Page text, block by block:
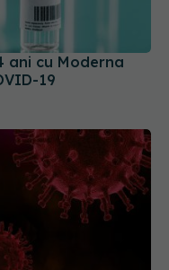
ani cu Moderna
19